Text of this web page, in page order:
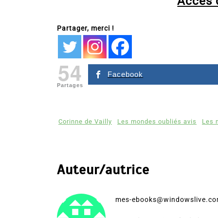
Partager, merci !
54
Partages
Facebook
Corinne de Vailly Les mondes oubliés avis Les
Auteur/autrice
mes-